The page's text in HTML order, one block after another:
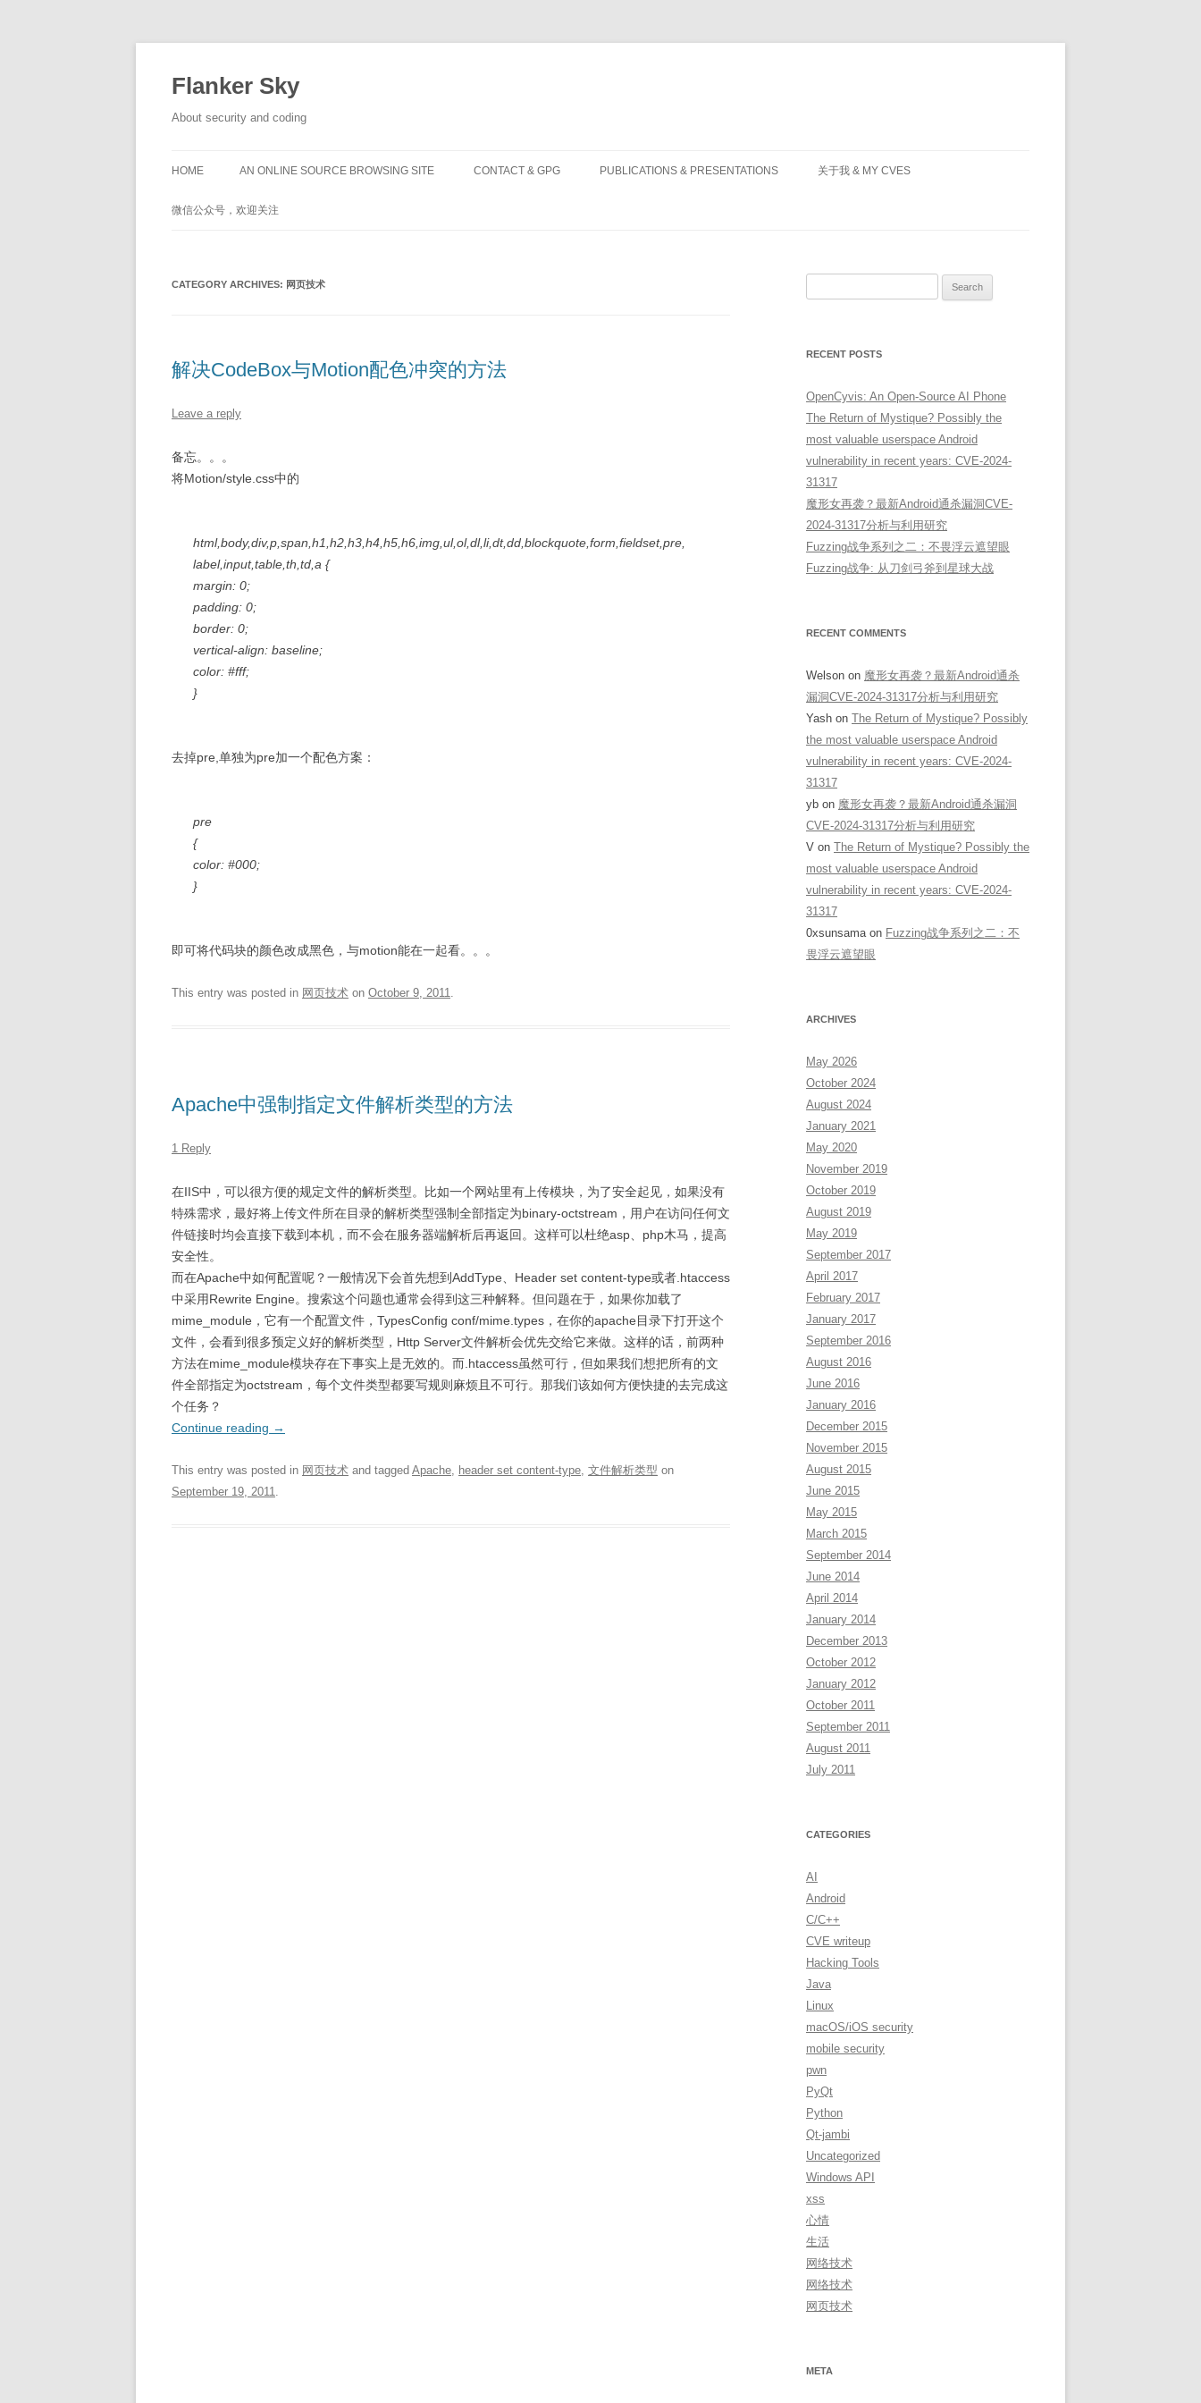
Flanker Sky
About security and coding
to
HOME AN ONLINE SOURCE BROWSING SITE CONTACT & GPG PUBLICATIONS & PRESENTATIONS 关于我 & MY CVES
微信公众号，欢迎关注
CATEGORY ARCHIVES: 网页技术
解决CodeBox与Motion配色冲突的方法
Leave a reply
备忘。。。
将Motion/style.css中的
html,body,div,p,span,h1,h2,h3,h4,h5,h6,img,ul,ol,dl,li,dt,dd,blockquote,form,fieldset,pre,
label,input,table,th,td,a {
margin: 0;
padding: 0;
border: 0;
vertical-align: baseline;
color: #fff;
}
去掉pre,单独为pre加一个配色方案：
pre
{
color: #000;
}
即可将代码块的颜色改成黑色，与motion能在一起看。。。
This entry was posted in 网页技术 on October 9, 2011.
Apache中强制指定文件解析类型的方法
1 Reply
在IIS中，可以很方便的规定文件的解析类型。比如一个网站里有上传模块，为了安全起见，如果没有
特殊需求，最好将上传文件所在目录的解析类型强制全部指定为binary-octstream，用户在访问任何文
件链接时均会直接下载到本机，而不会在服务器端解析后再返回。这样可以杜绝asp、php木马，提高
安全性。
而在Apache中如何配置呢？一般情况下会首先想到AddType、Header set content-type或者.htaccess
中采用Rewrite Engine。搜索这个问题也通常会得到这三种解释。但问题在于，如果你加载了
mime_module，它有一个配置文件，TypesConfig conf/mime.types，在你的apache目录下打开这个
文件，会看到很多预定义好的解析类型，Http Server文件解析会优先交给它来做。这样的话，前两种
方法在mime_module模块存在下事实上是无效的。而.htaccess虽然可行，但如果我们想把所有的文
件全部指定为octstream，每个文件类型都要写规则麻烦且不可行。那我们该如何方便快捷的去完成这
个任务？
Continue reading →
This entry was posted in 网页技术 and tagged Apache, header set content-type, 文件解析类型 on
September 19, 2011.
RECENT POSTS
OpenCyvis: An Open-Source AI Phone
The Return of Mystique? Possibly the
most valuable userspace Android
vulnerability in recent years: CVE-2024-
31317
魔形女再袭？最新Android通杀漏洞CVE-
2024-31317分析与利用研究
Fuzzing战争系列之二：不畏浮云遮望眼
Fuzzing战争: 从刀剑弓斧到星球大战
RECENT COMMENTS
Welson on 魔形女再袭？最新Android通杀
漏洞CVE-2024-31317分析与利用研究
Yash on The Return of Mystique? Possibly
the most valuable userspace Android
vulnerability in recent years: CVE-2024-
31317
yb on 魔形女再袭？最新Android通杀漏洞
CVE-2024-31317分析与利用研究
V on The Return of Mystique? Possibly the
most valuable userspace Android
vulnerability in recent years: CVE-2024-
31317
0xsunsamaon Fuzzing战争系列之二：不
畏浮云遮望眼
ARCHIVES
May 2026
October 2024
August 2024
January 2021
May 2020
November 2019
October 2019
August 2019
May 2019
September 2017
April 2017
February 2017
January 2017
September 2016
August 2016
June 2016
January 2016
December 2015
November 2015
August 2015
June 2015
May 2015
March 2015
September 2014
June 2014
April 2014
January 2014
December 2013
October 2012
January 2012
October 2011
September 2011
August 2011
July 2011
CATEGORIES
AI
Android
C/C++
CVE writeup
Hacking Tools
Java
Linux
macOS/iOS security
mobile security
pwn
PyQt
Python
Qt-jambi
Uncategorized
Windows API
xss
心情
生活
网络技术
网络技术
网页技术
META